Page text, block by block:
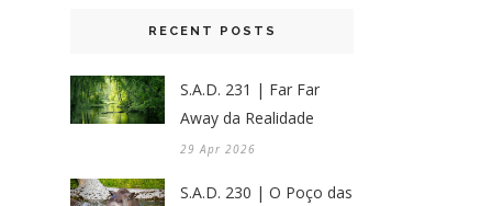
RECENT POSTS
S.A.D. 231 | Far Far
Away da Realidade
29 Apr 2026
S.A.D. 230 | O Poço das